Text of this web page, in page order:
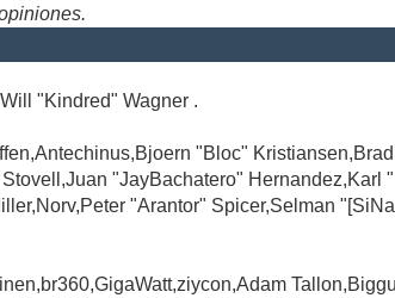
"Kindred" Wagner .
"Bloc"
"JayBachatero"
"Arantor" Spicer,Selman